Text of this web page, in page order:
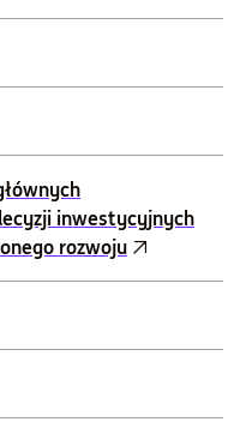
inwestycyjnych
rozwoju